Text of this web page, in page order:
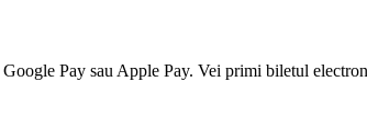
Pay sau Apple Pay. Vei primi biletul